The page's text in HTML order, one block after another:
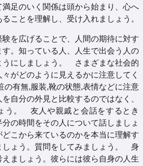
足のいく関係は頭から始まり、心へ
ことを理解し、受け入れましょう。
を広げることで、人間の期待に対す
す。知っている人、人生で出会う人の
うにしましょう。 さまざまな社会的
がどのように見えるかに注意してく
の有無,服装,靴の状態,表情などに注意
自分の外見と比較するのではなく、
う。 友人や親戚と会話をするとき
の時間をその人について話しましょ
どこから来ているのかを本当に理解す
しょう。質問をしてみましょう。 身
ましょう。彼らには彼ら自身の人生